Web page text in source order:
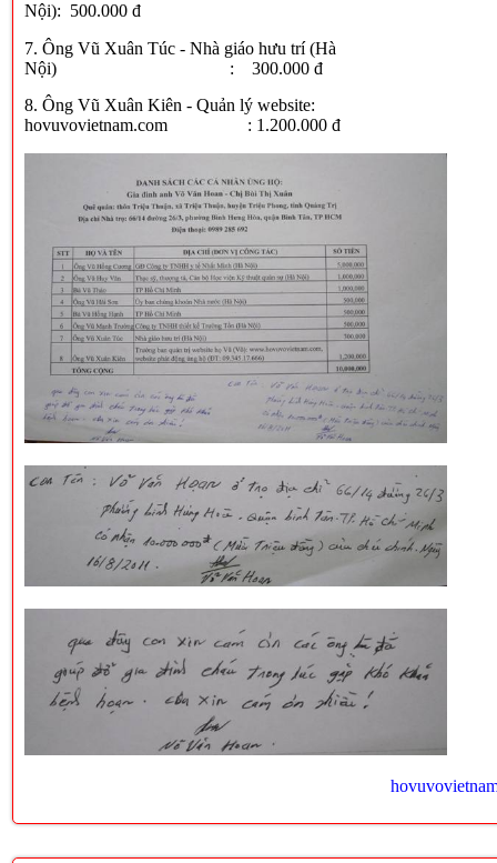
Nội): 500.000 đ
7. Ông Vũ Xuân Túc - Nhà giáo hưu trí (Hà
Nội) : 300.000 đ
8. Ông Vũ Xuân Kiên - Quản lý website:
hovuvovietnam.com : 1.200.000 đ